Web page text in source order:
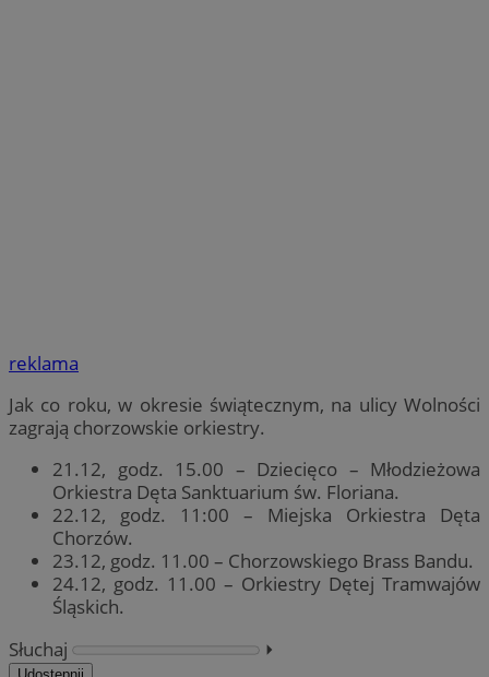
reklama
Jak co roku, w okresie świątecznym, na ulicy Wolności
zagrają chorzowskie orkiestry.
21.12, godz. 15.00 – Dziecięco – Młodzieżowa
Orkiestra Dęta Sanktuarium św. Floriana.
22.12, godz. 11:00 – Miejska Orkiestra Dęta
Chorzów.
23.12, godz. 11.00 – Chorzowskiego Brass Bandu.
24.12, godz. 11.00 – Orkiestry Dętej Tramwajów
Śląskich.
Słuchaj
⏵︎